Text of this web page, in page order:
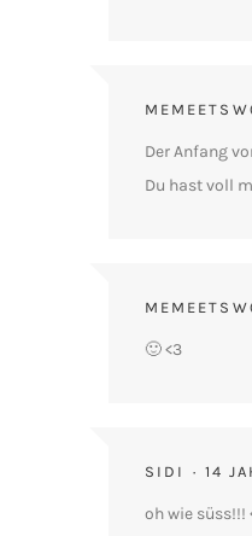
Der Anfang
Du hast voll
🙂 <3
SIDI 14
oh wie süss!!!